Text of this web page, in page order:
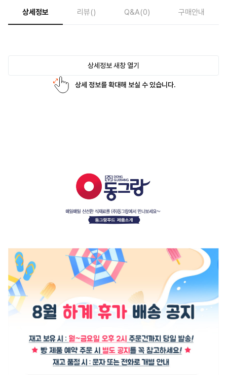
상세정보 리뷰() Q&A(0) 구매안내
상세정보 새창 열기
상세 정보를 확대해 보실 수 있습니다.